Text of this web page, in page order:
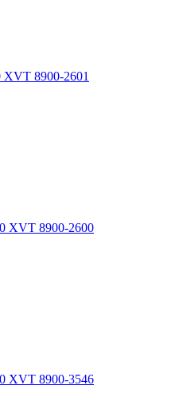
XVT 8900-2601
XVT 8900-2600
XVT 8900-3546